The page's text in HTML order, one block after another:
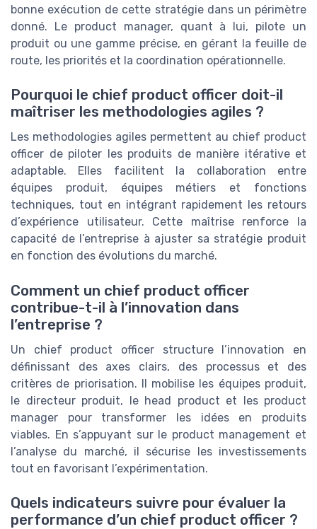
bonne exécution de cette stratégie dans un périmètre
donné. Le product manager, quant à lui, pilote un
produit ou une gamme précise, en gérant la feuille de
route, les priorités et la coordination opérationnelle.
Pourquoi le chief product officer doit-il
maîtriser les methodologies agiles ?
Les methodologies agiles permettent au chief product
officer de piloter les produits de manière itérative et
adaptable. Elles facilitent la collaboration entre
équipes produit, équipes métiers et fonctions
techniques, tout en intégrant rapidement les retours
d’expérience utilisateur. Cette maîtrise renforce la
capacité de l’entreprise à ajuster sa stratégie produit
en fonction des évolutions du marché.
Comment un chief product officer
contribue-t-il à l’innovation dans
l’entreprise ?
Un chief product officer structure l’innovation en
définissant des axes clairs, des processus et des
critères de priorisation. Il mobilise les équipes produit,
le directeur produit, le head product et les product
manager pour transformer les idées en produits
viables. En s’appuyant sur le product management et
l’analyse du marché, il sécurise les investissements
tout en favorisant l’expérimentation.
Quels indicateurs suivre pour évaluer la
performance d’un chief product officer ?